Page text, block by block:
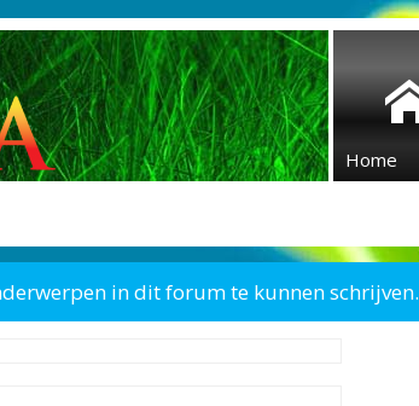
Home
in dit forum te kunnen schrijven.